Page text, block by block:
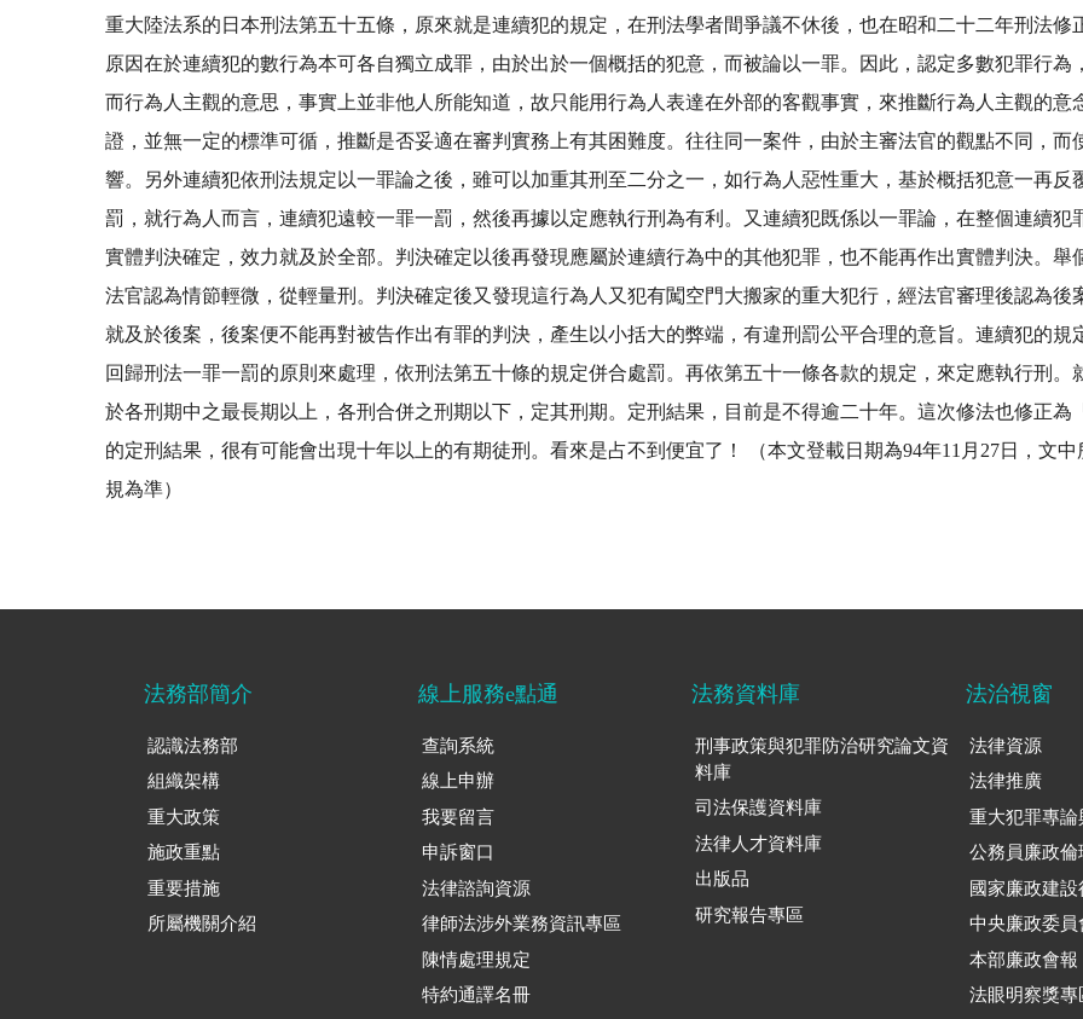
重大陸法系的日本刑法第五十五條，原來就是連續犯的規定，在刑法學者間爭議不休後，也在昭和二十二年刑法修
原因在於連續犯的數行為本可各自獨立成罪，由於出於一個概括的犯意，而被論以一罪。因此，認定多數犯罪行為
而行為人主觀的意思，事實上並非他人所能知道，故只能用行為人表達在外部的客觀事實，來推斷行為人主觀的
證，並無一定的標準可循，推斷是否妥適在審判實務上有其困難度。往往同一案件，由於主審法官的觀點不同，
響。另外連續犯依刑法規定以一罪論之後，雖可以加重其刑至二分之一，如行為人惡性重大，基於概括犯意一再反
罰，就行為人而言，連續犯遠較一罪一罰，然後再據以定應執行刑為有利。又連續犯既係以一罪論，在整個連續
實體判決確定，效力就及於全部。判決確定以後再發現應屬於連續行為中的其他犯罪，也不能再作出實體判決。舉
法官認為情節輕微，從輕量刑。判決確定後又發現這行為人又犯有闖空門大搬家的重大犯行，經法官審理後認為
就及於後案，後案便不能再對被告作出有罪的判決，產生以小括大的弊端，有違刑罰公平合理的意旨。連續犯的
回歸刑法一罪一罰的原則來處理，依刑法第五十條的規定併合處罰。再依第五十一條各款的規定，來定應執行刑。
於各刑期中之最長期以上，各刑合併之刑期以下，定其刑期。定刑結果，目前是不得逾二十年。這次修法也修正
的定刑結果，很有可能會出現十年以上的有期徒刑。看來是占不到便宜了！ （本文登載日期為94年11月27日，文
規為準）
法務部簡介
認識法務部
組織架構
重大政策
施政重點
重要措施
所屬機關介紹
線上服務e點通
查詢系統
線上申辦
我要留言
申訴窗口
法律諮詢資源
律師法涉外業務資訊專區
陳情處理規定
特約通譯名冊
法務資料庫
刑事政策與犯罪防治研究論文資
料庫
司法保護資料庫
法律人才資料庫
出版品
研究報告專區
法治視窗
法律資源
法律推廣
重大犯罪專論
公務員廉政倫
國家廉政建設
中央廉政委員
本部廉政會報
法眼明察獎專